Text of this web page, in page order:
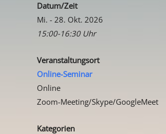
Datum/Zeit
Mi. - 28. Okt. 2026
15:00-16:30 Uhr
Veranstaltungsort
Online-Seminar
Online
Zoom-Meeting/Skype/GoogleMeet
Kategorien